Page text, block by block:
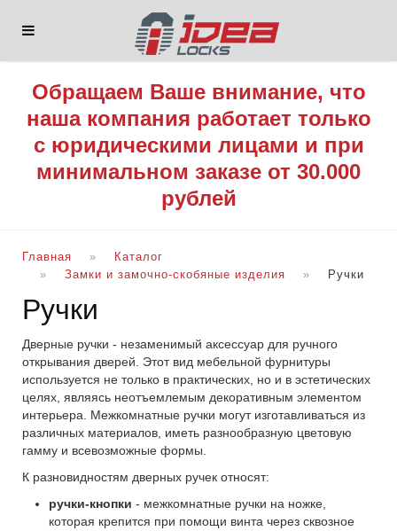
Обращаем Ваше внимание, что
наша компания работает только
с юридическими лицами и при
минимальном заказе от 30.000
рублей
Главная
Каталог
Замки и замочно-скобяные изделия
Ручки
Ручки
Дверные ручки - незаменимый аксессуар для ручного
открывания дверей. Этот вид мебельной фурнитуры
используется не только в практических, но и в эстетических
целях, являясь неотъемлемым декоративным элементом
интерьера. Межкомнатные ручки могут изготавливаться из
различных материалов, иметь разнообразную цветовую
гамму и всевозможные формы.
К разновидностям дверных ручек относят:
ручки-кнопки - межкомнатные ручки на ножке,
которая крепится при помощи винта через сквозное